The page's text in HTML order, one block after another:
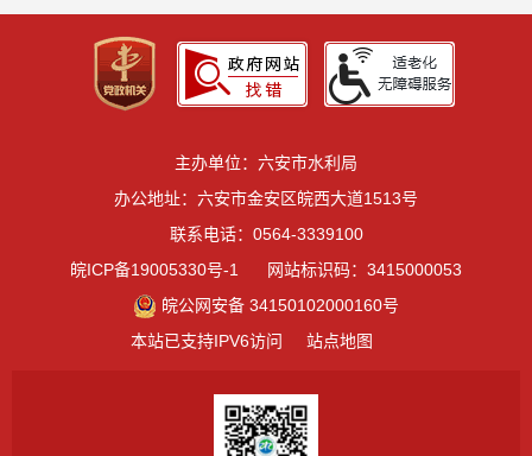
主办单位：六安市水利局
办公地址：六安市金安区皖西大道1513号
联系电话：0564-3339100
皖ICP备19005330号-1
网站标识码：3415000053
皖公网安备 34150102000160号
本站已支持IPV6访问
站点地图